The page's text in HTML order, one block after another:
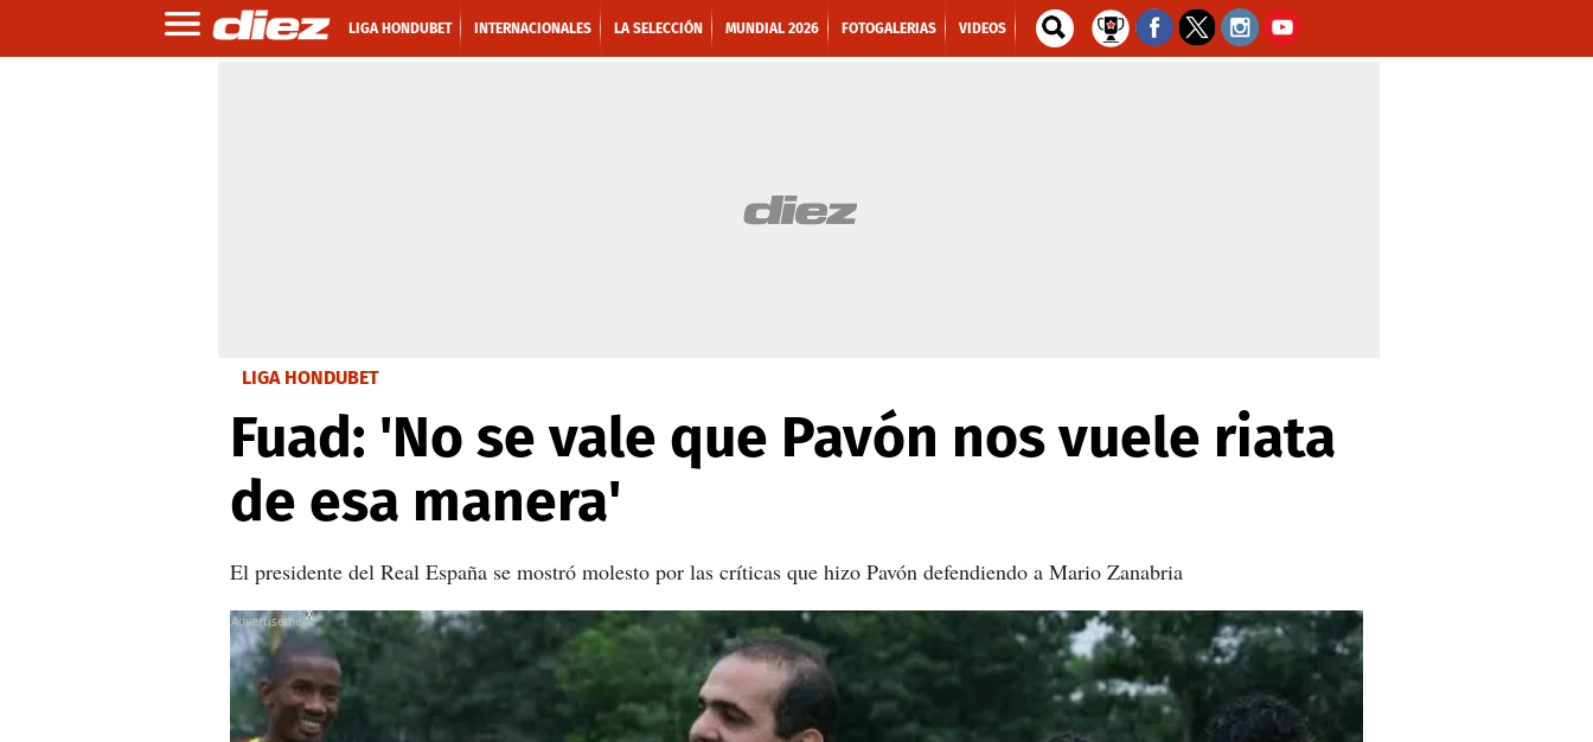
LIGA HONDUBET INTERNACIONALES LA SELECCIÓN MUNDIAL 2026 FOTOGALERIAS VIDEOS
LIGA HONDUBET
Fuad: 'No se vale que Pavón nos vuele riata
de esa manera'
El presidente del Real España se mostró molesto por las críticas que hizo Pavón defendiendo a Mario Zanabria
X